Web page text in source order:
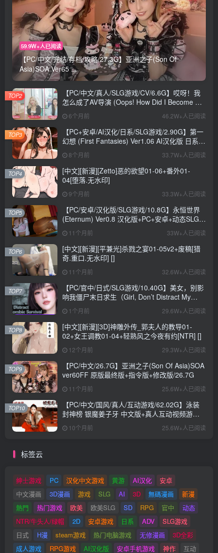
59.9W+人已阅读
【PC/中文/完结/存档/攻略/27.3G】亚洲之子(Son Of
Asia)SOA Ver65 ...
【PC/中文/真人/SLG游戏/CV/6.6G】哎呀！我
怎么成了AV导演 (Oops! How Did I Become An
AV Director?) Ver0.1.1 中文版+真人SLG游戏
+CV+6.6G
6个月前 46.2W+人已阅读
TOP2
【PC+安卓/AI汉化/日系/SLG游戏/2.90G】第一
幻想 (First Fantasies) Ver1.06 AI汉化版 日系
SLG游戏+2.90G
8个月前 33.7W+人已阅读
TOP3
[中文][新漫][Zetto]恶的欲望01-06+番外01-
04[堕落.无水印]
9个月前 33.3W+人已阅读
TOP4
【PC/安卓/汉化版/SLG游戏/10.8G】永恒世界
(Eternum) Ver0.8 汉化版+PC+安卓+动态SLG游
戏+10.8G
11个月前 33W+人已阅读
TOP5
[中文][新漫][平兼光]杀戮之宴01-05v2+废稿[猎
奇.重口.无水印] []
11个月前 32.6W+人已阅读
TOP6
【PC/官中/日式/SLG游戏/10.40G】美女，别影
响我僵尸末日求生（Girl, Don’t Distract My
Zombie Survival）官中步兵版+日式SLG游戏
+10.40G
1个月前 29.6W+人已阅读
TOP7
[中文][新漫][3D]神雕外传_郭夫人的教导01-
02+女王调教01-04+轻熟风之今夜有约[NTR] []
12个月前 29.3W+人已阅读
TOP8
【PC/中文/26.7G】亚洲之子(Son Of Asia)SOA
ver60FF 原版最终版+指令版+修改版/26.7G
11个月前 25.6W+人已阅读
TOP9
【PC/中文/国风/真人/互动游戏/62.02G】泳装
封神榜 银魔姜子牙 中文版+真人互动视频游戏
+62.02G
10个月前 25.6W+人已阅读
TOP10
标签云
绅士游戏 PC 汉化中文游戏 黄游 AI汉化
安卓
中文漫画
3D漫画 游戏 SLG AI 3D 無碼漫画
新漫
熱門
热门游戏 欧美 欧美SLG SD RPG 官中
动态
NTR/牛头人/绿帽
2D 安卓游戏 日系 ADV
SLG游戏
日式
H漫 steam游戏 热门电脑游戏 无修漫画
3D全彩
成人游戏
RPG游戏 AI汉化版 安卓手机游戏 神作 互动